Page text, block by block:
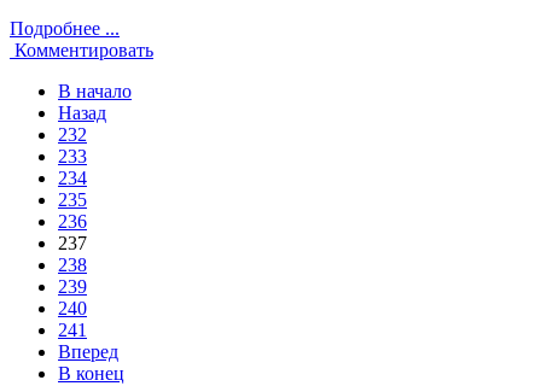
Подробнее ...
Комментировать
В начало
Назад
232
233
234
235
236
237
238
239
240
241
Вперед
В конец